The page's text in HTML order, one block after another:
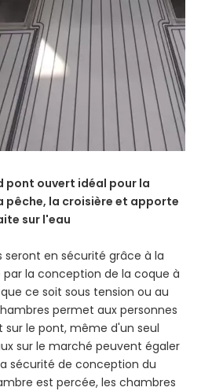
pont ouvert idéal pour la
pêche, la croisière et apporte
sur l'eau
en sécurité grâce à la
la conception de la coque à
ce soit sous tension ou au
permet aux personnes
le pont, même d'un seul
sur le marché peuvent égaler
sécurité de conception du
est percée, les chambres